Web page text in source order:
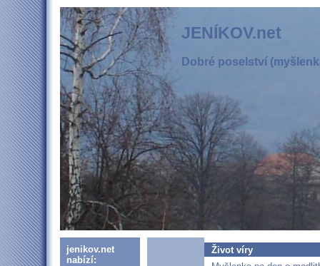
JENÍKOV.net
Dobré poselství
jenikov.net
nabízí:
Život víry